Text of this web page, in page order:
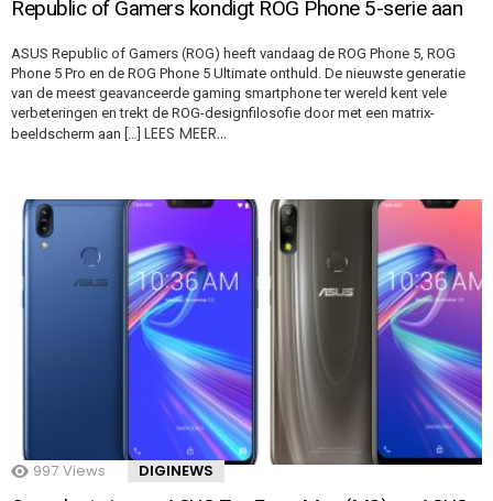
Republic of Gamers kondigt ROG Phone 5-serie aan
ASUS Republic of Gamers (ROG) heeft vandaag de ROG Phone 5, ROG
Phone 5 Pro en de ROG Phone 5 Ultimate onthuld. De nieuwste generatie
van de meest geavanceerde gaming smartphone ter wereld kent vele
verbeteringen en trekt de ROG-designfilosofie door met een matrix-
beeldscherm aan […] LEES MEER…
997 Views DIGINEWS